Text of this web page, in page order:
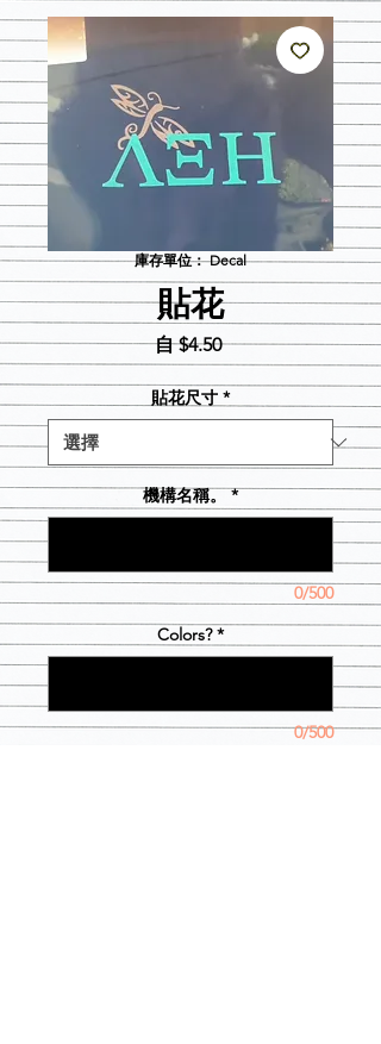
庫存單位： Decal
貼花
自$4.50促
銷
價
格
貼花尺寸 *
機構名稱。 *
0/500
Colors? *
0/500